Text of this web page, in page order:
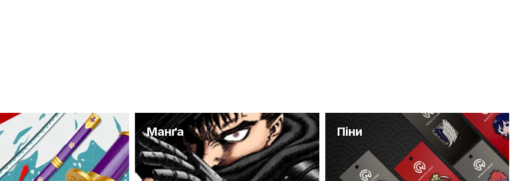
Манґа Піни